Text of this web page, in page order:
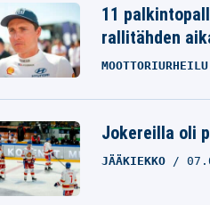
11
rallitähden
MOOTTORIURHEILU
Jokereilla oli
JÄÄKIEKKO